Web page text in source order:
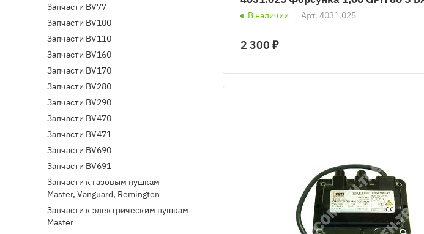
В наличии Арт. 4031.025
2 300 ₽
Запчасти BV77
Запчасти BV100
Запчасти BV110
Запчасти BV160
Запчасти BV170
Запчасти BV280
Запчасти BV290
Запчасти BV470
Запчасти BV471
Запчасти BV690
Запчасти BV691
Запчасти к газовым пушкам
Master, Vanguard, Remington
Запчасти к электрическим пушкам
Master